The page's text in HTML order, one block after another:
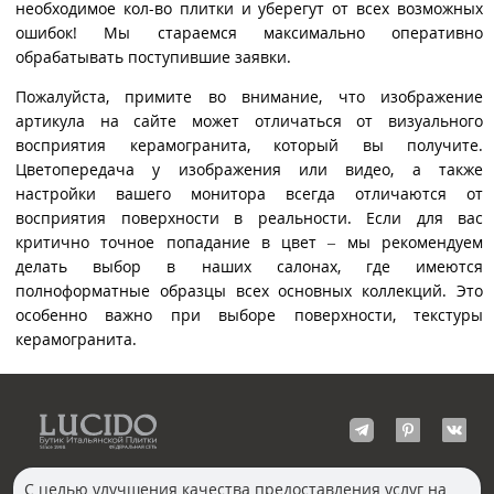
необходимое кол-во плитки и уберегут от всех возможных
ошибок! Мы стараемся максимально оперативно
обрабатывать поступившие заявки.
Пожалуйста, примите во внимание, что изображение
артикула на сайте может отличаться от визуального
восприятия керамогранита, который вы получите.
Цветопередача у изображения или видео, а также
настройки вашего монитора всегда отличаются от
восприятия поверхности в реальности. Если для вас
критично точное попадание в цвет – мы рекомендуем
делать выбор в наших салонах, где имеются
полноформатные образцы всех основных коллекций. Это
особенно важно при выборе поверхности, текстуры
керамогранита.
С целью улучшения качества предоставления услуг на